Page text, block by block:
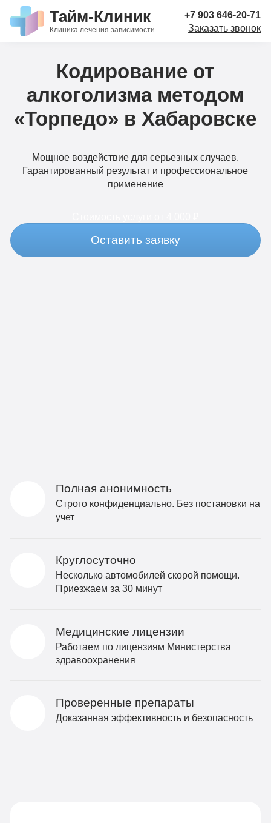
Тайм-Клиник
Клиника лечения зависимости
+7 903 646-20-71
Заказать звонок
Кодирование от
алкоголизма методом
«Торпедо» в Хабаровске
Мощное воздействие для серьезных случаев.
Гарантированный результат и профессиональное
применение
Оставить заявку
Полная анонимность
Строго конфиденциально. Без постановки на
учет
Круглосуточно
Несколько автомобилей скорой помощи.
Приезжаем за 30 минут
Медицинские лицензии
Работаем по лицензиям Министерства
здравоохранения
Проверенные препараты
Доказанная эффективность и безопасность